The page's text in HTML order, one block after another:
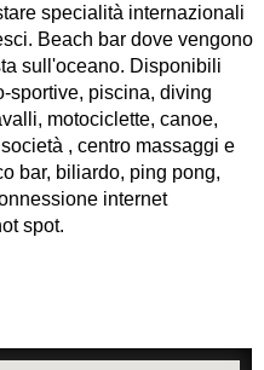
specialità internazionali
Beach bar dove vengono
sull'oceano. Disponibili
sportive, piscina, diving
motociclette, canoe,
, centro massaggi e
bar, biliardo, ping pong,
internet
spot.